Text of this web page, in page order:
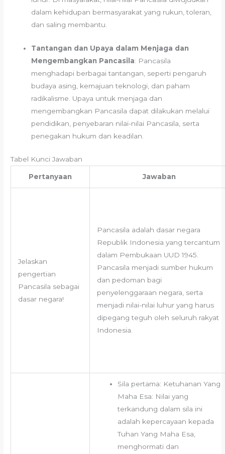
dalam kehidupan bermasyarakat yang rukun, toleran,
dan saling membantu.
Tantangan dan Upaya dalam Menjaga dan
Mengembangkan Pancasila: Pancasila
menghadapi berbagai tantangan, seperti pengaruh
budaya asing, kemajuan teknologi, dan paham
radikalisme. Upaya untuk menjaga dan
mengembangkan Pancasila dapat dilakukan melalui
pendidikan, penyebaran nilai-nilai Pancasila, serta
penegakan hukum dan keadilan.
Tabel Kunci Jawaban
Pertanyaan Jawaban
Jelaskan
pengertian
Pancasila sebagai
dasar negara!
Pancasila adalah dasar negara
Republik Indonesia yang tercantum
dalam Pembukaan UUD 1945.
Pancasila menjadi sumber hukum
dan pedoman bagi
penyelenggaraan negara, serta
menjadi nilai-nilai luhur yang harus
dipegang teguh oleh seluruh rakyat
Indonesia.
Sila pertama: Ketuhanan Yang
Maha Esa: Nilai yang
terkandung dalam sila ini
adalah kepercayaan kepada
Tuhan Yang Maha Esa,
menghormati dan